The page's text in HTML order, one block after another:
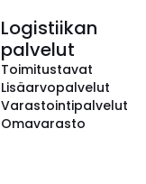
Logistiikan
palvelut
Toimitustavat
Lisäarvopalvelut
Varastointipalvelut
Omavarasto